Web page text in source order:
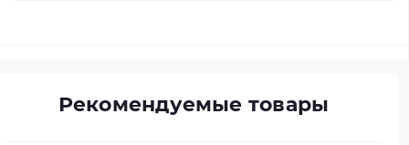
Рекомендуемые товары